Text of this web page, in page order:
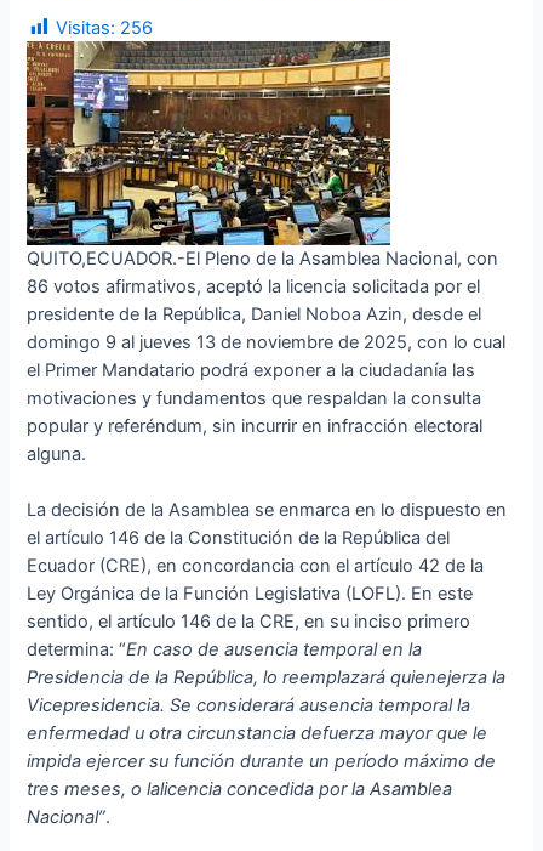
Visitas: 256
QUITO,ECUADOR.-El Pleno de la Asamblea Nacional, con
86 votos afirmativos, aceptó la licencia solicitada por el
presidente de la República, Daniel Noboa Azin, desde el
domingo 9 al jueves 13 de noviembre de 2025, con lo cual
el Primer Mandatario podrá exponer a la ciudadanía las
motivaciones y fundamentos que respaldan la consulta
popular y referéndum, sin incurrir en infracción electoral
alguna.
La decisión de la Asamblea se enmarca en lo dispuesto en
el artículo 146 de la Constitución de la República del
Ecuador (CRE), en concordancia con el artículo 42 de la
Ley Orgánica de la Función Legislativa (LOFL). En este
sentido, el artículo 146 de la CRE, en su inciso primero
determina: “En caso de ausencia temporal en la
Presidencia de la República, lo reemplazará quienejerza la
Vicepresidencia. Se considerará ausencia temporal la
enfermedad u otra circunstancia defuerza mayor que le
impida ejercer su función durante un período máximo de
tres meses, o lalicencia concedida por la Asamblea
Nacional”.